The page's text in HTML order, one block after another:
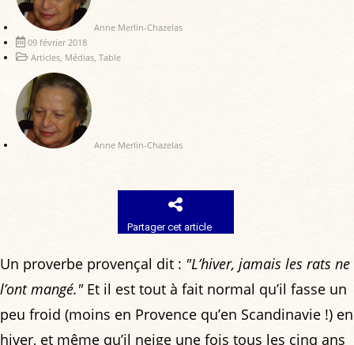
Anne Merlin-Chazelas
09 février 2018
Articles, Médias, Table
Anne Merlin-Chazelas
Partager cet article
Un proverbe provençal dit : "L’hiver, jamais les rats ne
l’ont mangé."Et il est tout à fait normal qu’il fasse un
peu froid (moins en Provence qu’en Scandinavie !) en
hiver, et même qu’il neige une fois tous les cinq ans